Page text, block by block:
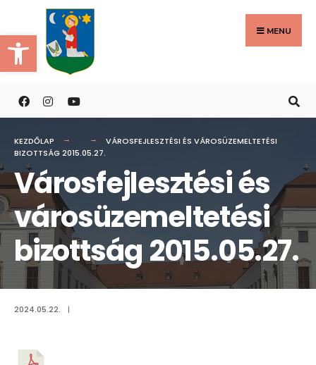
Eszköztár megnyitása
to
content
MENU
KEZDŐLAP
VÁROSFEJLESZTÉSI ÉS VÁROSÜZEMELTETÉSI
BIZOTTSÁG 2015.05.27.
Városfejlesztési és
városüzemeltetési
bizottság 2015.05.27.
2024.05.22. |
Search